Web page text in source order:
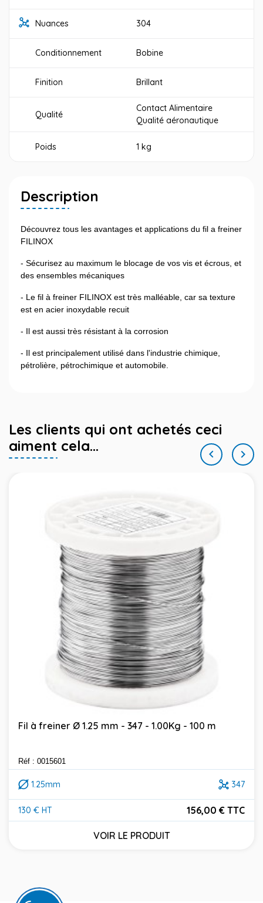
Nuances 304
Conditionnement Bobine
Finition Brillant
Qualité
Contact Alimentaire
Qualité aéronautique
Poids 1 kg
Description
Découvrez tous les avantages et applications du fil a freiner
FILINOX
- Sécurisez au maximum le blocage de vos vis et écrous, et
des ensembles mécaniques
- Le fil à freiner FILINOX est très malléable, car sa texture
est en acier inoxydable recuit
- Il est aussi très résistant à la corrosion
- Il est principalement utilisé dans l'industrie chimique,
pétrolière, pétrochimique et automobile.
Les clients qui ont achetés ceci
aiment cela...

Fil à freiner Ø 1.25 mm - 347 - 1.00Kg - 100 m
Réf : 0015601
1.25mm 347
130 € HT
Prix
156,00 € TTC
VOIR LE PRODUIT
